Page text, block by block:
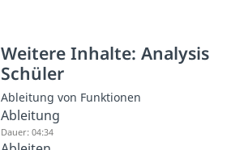
Weitere Inhalte: Analysis
Schüler
Ableitung von Funktionen
Ableitung
Dauer: 04:34